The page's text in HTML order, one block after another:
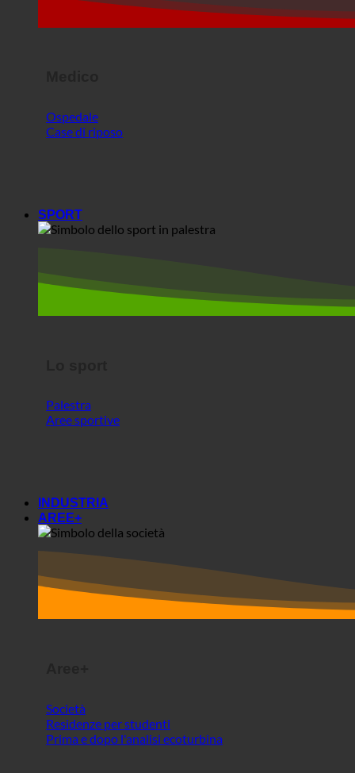
Ospedale
Case di riposo
SPORT
Palestra
Aree sportive
INDUSTRIA
AREE+
Società
Residenze per studenti
Prima e dopo l'analisi ecoturbina